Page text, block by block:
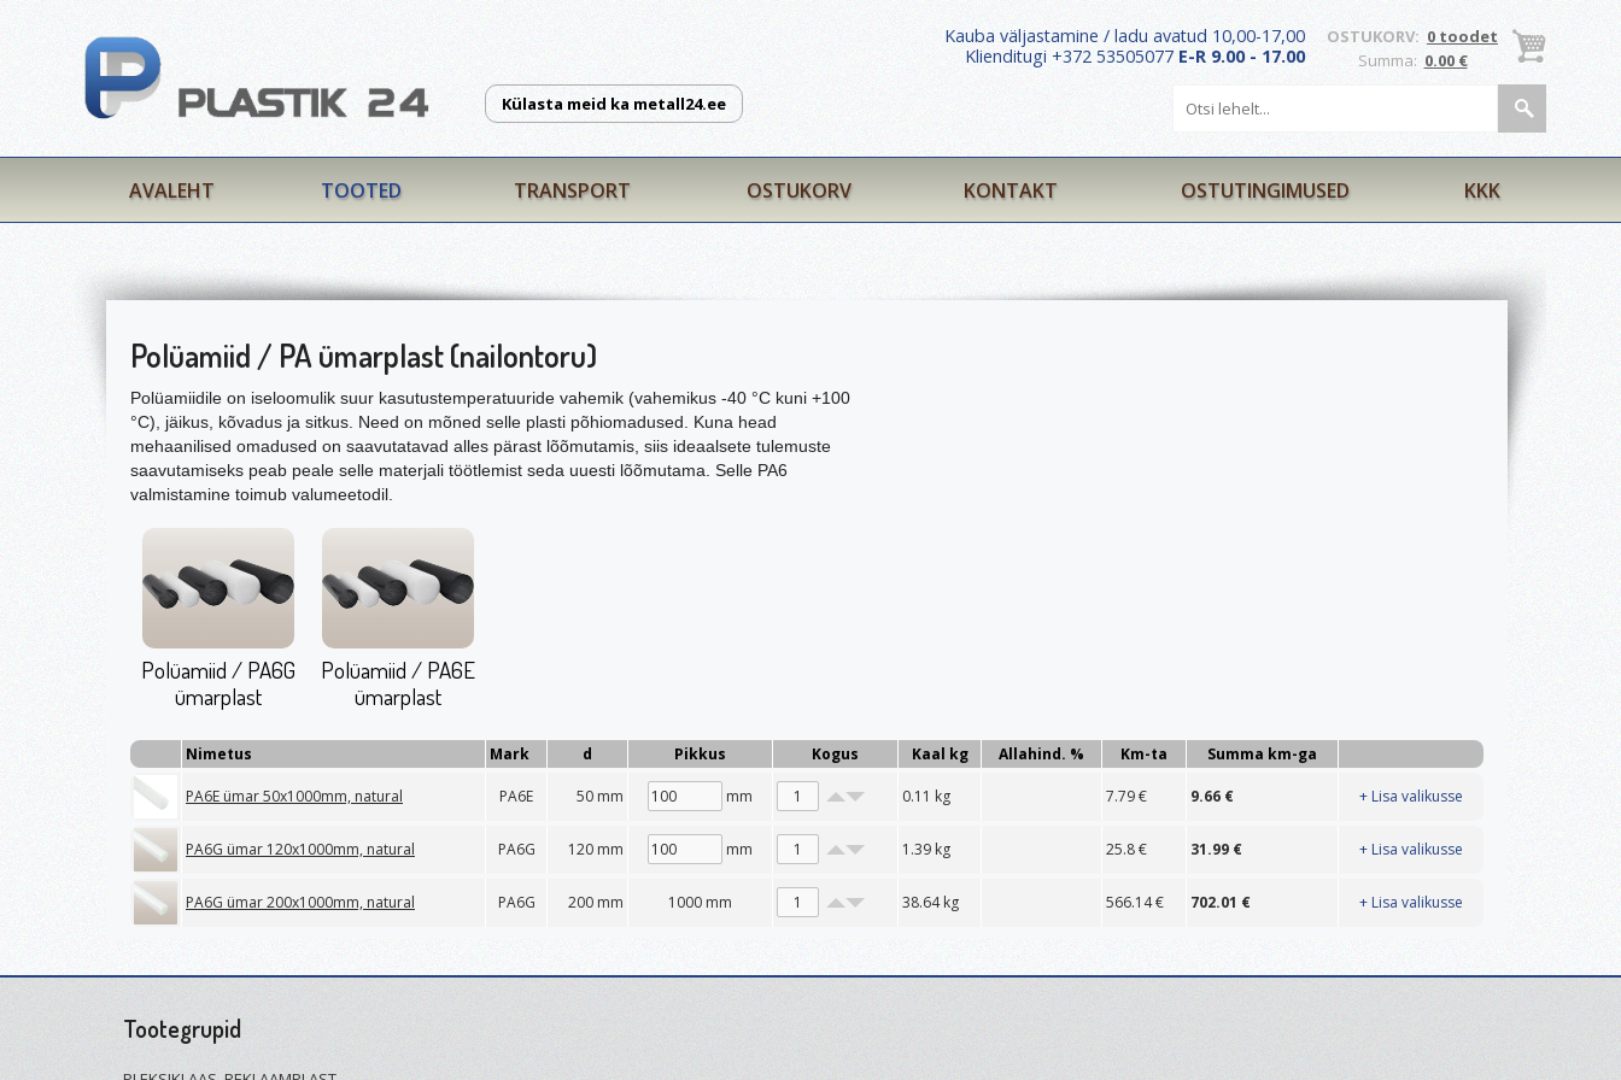
Külasta meid ka metall24.ee
Kauba väljastamine / ladu avatud 10,00-17,00
Klienditugi +372 53505077 E-R 9.00 - 17.00
OSTUKORV: 0 toodet
Summa: 0.00 €
AVALEHT TOOTED TRANSPORT OSTUKORV KONTAKT OSTUTINGIMUSED KKK
Polüamiid / PA ümarplast (nailontoru)
Polüamiidile on iseloomulik suur kasutustemperatuuride vahemik (vahemikus -40 °C kuni +100
°C), jäikus, kõvadus ja sitkus. Need on mõned selle plasti põhiomadused. Kuna head
mehaanilised omadused on saavutatavad alles pärast lõõmutamis, siis ideaalsete tulemuste
saavutamiseks peab peale selle materjali töötlemist seda uuesti lõõmutama. Selle PA6
valmistamine toimub valumeetodil.
Polüamiid / PA6G
ümarplast
Polüamiid / PA6E
ümarplast
Nimetus Mark d Pikkus Kogus Kaal kg Allahind. % Km-ta Summa km-ga
PA6E ümar 50x1000mm, natural PA6E 50 mm mm 0.11 kg 7.79€ 9.66 € + Lisa valikusse
PA6G ümar 120x1000mm, natural PA6G 120 mm mm 1.39 kg 25.8€ 31.99 € + Lisa valikusse
PA6G ümar 200x1000mm, natural PA6G 200 mm 1000 mm 38.64kg 566.14€ 702.01 € + Lisa valikusse
Tootegrupid